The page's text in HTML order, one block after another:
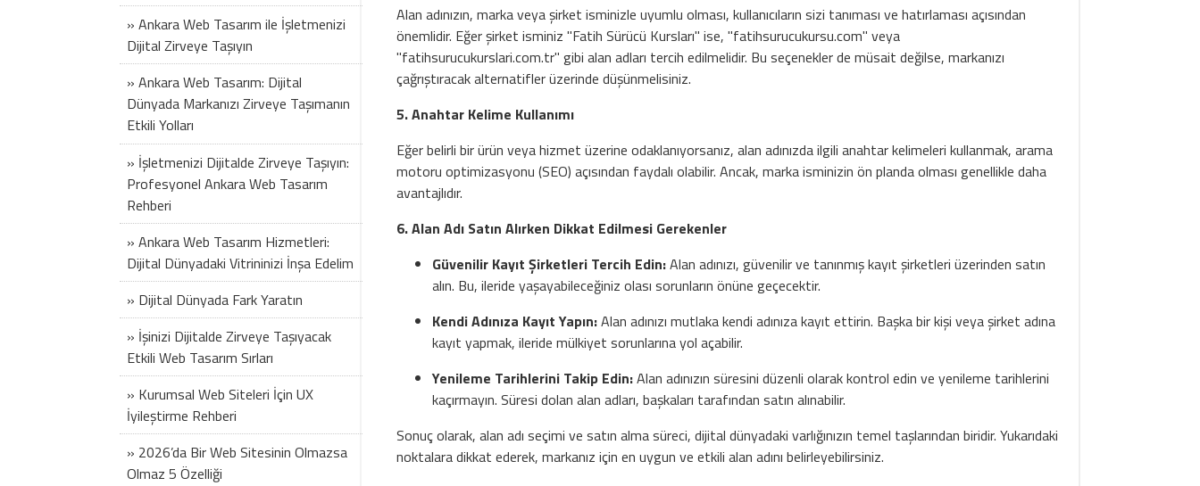
Alan adınızın, marka veya şirket isminizle uyumlu olması, kullanıcıların sizi tanıması ve hatırlaması açısından
önemlidir. Eğer şirket isminiz "Fatih Sürücü Kursları" ise, "fatihsurucukursu.com" veya
"fatihsurucukurslari.com.tr" gibi alan adları tercih edilmelidir. Bu seçenekler de müsait değilse, markanızı
çağrıştıracak alternatifler üzerinde düşünmelisiniz.
5. Anahtar Kelime Kullanımı
Eğer belirli bir ürün veya hizmet üzerine odaklanıyorsanız, alan adınızda ilgili anahtar kelimeleri kullanmak, arama
motoru optimizasyonu (SEO) açısından faydalı olabilir. Ancak, marka isminizin ön planda olması genellikle daha
avantajlıdır.
6. Alan Adı Satın Alırken Dikkat Edilmesi Gerekenler
Güvenilir Kayıt Şirketleri Tercih Edin:Alan adınızı, güvenilir ve tanınmış kayıt şirketleri üzerinden satın
alın. Bu, ileride yaşayabileceğiniz olası sorunların önüne geçecektir.
Kendi Adınıza Kayıt Yapın:Alan adınızı mutlaka kendi adınıza kayıt ettirin. Başka bir kişi veya şirket adına
kayıt yapmak, ileride mülkiyet sorunlarına yol açabilir.
Yenileme Tarihlerini Takip Edin:Alan adınızın süresini düzenli olarak kontrol edin ve yenileme tarihlerini
kaçırmayın. Süresi dolan alan adları, başkaları tarafından satın alınabilir.
Sonuç olarak, alan adı seçimi ve satın alma süreci, dijital dünyadaki varlığınızın temel taşlarından biridir. Yukarıdaki
noktalara dikkat ederek, markanız için en uygun ve etkili alan adını belirleyebilirsiniz.
» Ankara Web Tasarım ile İşletmenizi
Dijital Zirveye Taşıyın
» Ankara Web Tasarım: Dijital
Dünyada Markanızı Zirveye Taşımanın
Etkili Yolları
» İşletmenizi Dijitalde Zirveye Taşıyın:
Profesyonel Ankara Web Tasarım
Rehberi
» Ankara Web Tasarım Hizmetleri:
Dijital Dünyadaki Vitrininizi İnşa Edelim
» Dijital Dünyada Fark Yaratın
» İşinizi Dijitalde Zirveye Taşıyacak
Etkili Web Tasarım Sırları
» Kurumsal Web Siteleri İçin UX
İyileştirme Rehberi
» 2026’da Bir Web Sitesinin Olmazsa
Olmaz 5 Özelliği